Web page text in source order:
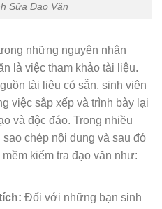
Sửa Đạo Văn
những nguyên nhân
là việc tham khảo tài liệu.
tài liệu có sẵn, sinh viên
việc sắp xếp và trình bày lại
và độc đáo. Trong nhiều
chép nội dung và sau đó
kiểm tra đạo văn như:
Đối với những bạn sinh